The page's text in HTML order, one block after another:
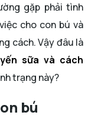
gặp phải tình
cho con bú và
cách. Vậy đâu là
sữa và cách
trạng này?
bú